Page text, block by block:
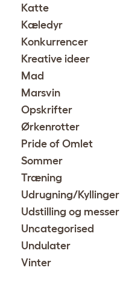
Katte
Kæledyr
Konkurrencer
Kreative ideer
Mad
Marsvin
Opskrifter
Ørkenrotter
Pride of Omlet
Sommer
Træning
Udrugning/Kyllinger
Udstilling og messer
Uncategorised
Undulater
Vinter